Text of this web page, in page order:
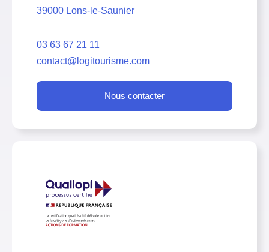
39000 Lons-le-Saunier
03 63 67 21 11
contact@logitourisme.com
Nous contacter